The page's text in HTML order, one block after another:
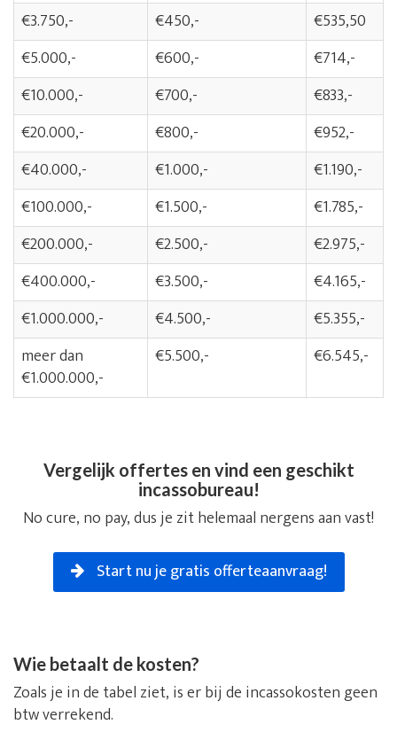
€3.750,-
€450,-
€535,50
€5.000,-
€600,-
€714,-
€10.000,-
€700,-
€833,-
€20.000,-
€800,-
€952,-
€40.000,-
€1.000,-
€1.190,-
€100.000,-
€1.500,-
€1.785,-
€200.000,-
€2.500,-
€2.975,-
€400.000,-
€3.500,-
€4.165,-
€1.000.000,-
€4.500,-
€5.355,-
meer dan
€1.000.000,-
€5.500,- €6.545,-
Vergelijk offertes en vind een geschikt
incassobureau!
No cure, no pay, dus je zit helemaal nergens aan vast!
Start nu je gratis offerteaanvraag!
Wie betaalt de kosten?
Zoals je in de tabel ziet, is er bij de incassokosten geen
btw verrekend.